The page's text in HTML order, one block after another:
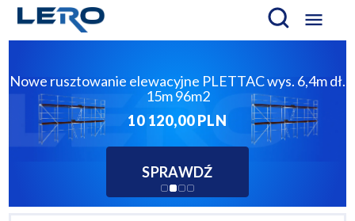

Nowe rusztowanie elewacyjne PLETTAC wys. 6,4m dł.
15m 96m2
10 120,00 PLN
SPRAWDŹ